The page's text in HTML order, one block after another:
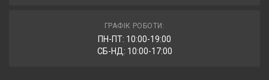
ГРАФІК РОБОТИ:
ПН-ПТ: 10:00-19:00
СБ-НД: 10:00-17:00